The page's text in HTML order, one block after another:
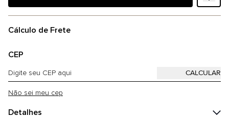
Cálculo de Frete
CEP
Não sei meu cep
Detalhes